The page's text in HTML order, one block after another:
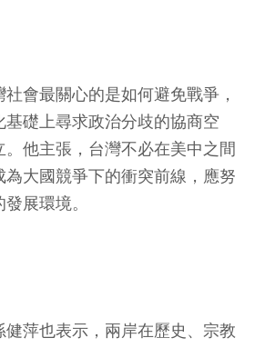
會最關心的是如何避免戰爭，
基礎上尋求政治分歧的協商空
。他主張，台灣不必在美中之間
為大國競爭下的衝突前線，應努
展環境。
健萍也表示，兩岸在歷史、宗教